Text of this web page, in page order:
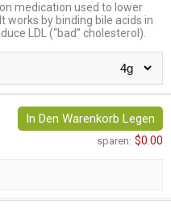
medication used to lower
works by binding bile acids in
LDL (“bad” cholesterol).
In Den Warenkorb Legen
sparen: $0.00